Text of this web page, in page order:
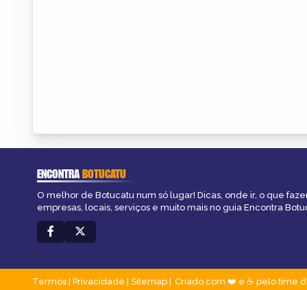
ENCONTRABOTUCATU
O melhor de Botucatu num só lugar! Dicas, onde ir, o que
empresas, locais, serviços e muito mais no guia Encontra
Termos Privacidade Sitemap Criado com ❤️ e ☕ pelo time